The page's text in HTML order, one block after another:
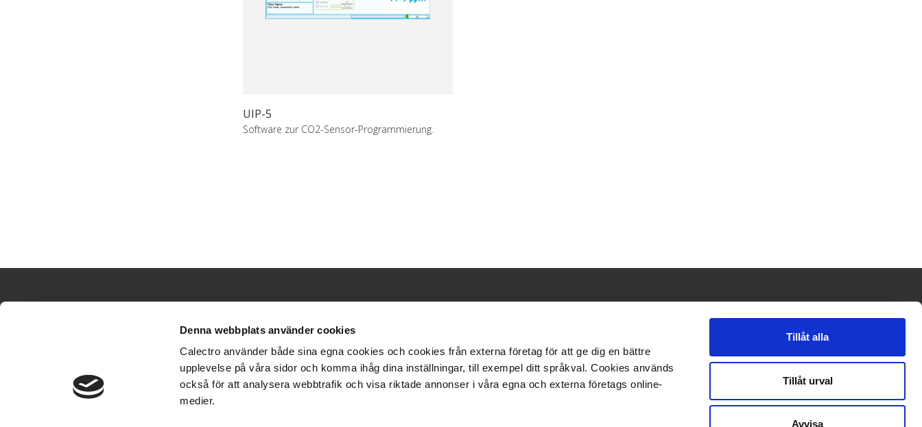
Denna webbplats använder cookies
Calectro använder både sina egna cookies och cookies från externa företag för att ge dig en bättre
upplevelse på våra sidor och komma ihåg dina inställningar, till exempel ditt språkval. Cookies används
också för att analysera webbtrafik och visa riktade annonser i våra egna och externa företags online-
medier.
Tillåt alla
Tillåt urval
Avvisa
UIP-5
Software zur CO2-Sensor-Programmierung.
+46 31 695300
info@calectro.de
Unternehmen
Support
Kontakt
FOLGEN SIE UNS
Linkedin
Instagram